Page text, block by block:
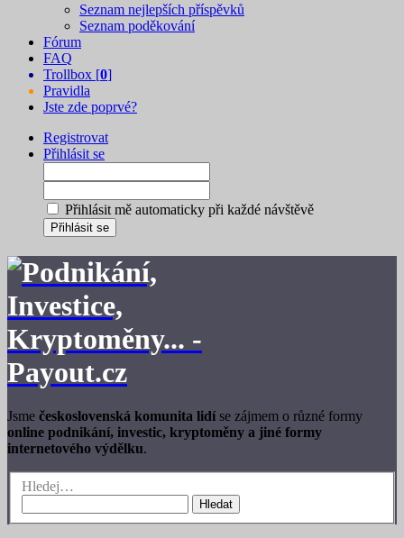
Seznam nejlepších příspěvků
Seznam poděkování
Fórum
FAQ
Trollbox [0]
Pravidla
Jste zde poprvé?
Registrovat
Přihlásit se
Přihlásit mě automaticky při každé návštěvě
Jsme československá komunita lidíse zájmem o různé formy
online podnikání, investic, kryptoměny a jiné formy
internetového výdělku.
Hledej…
Hledat